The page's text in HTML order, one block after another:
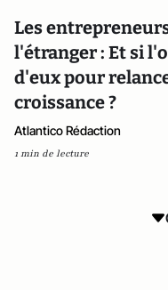
Les
l'étranger : Et si
d'eux pour
croissance ?
Atlantico Rédaction
1 min de lecture